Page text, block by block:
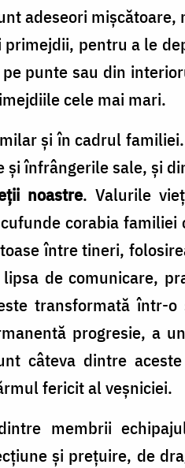
adeseori
pentru a le
punte sau din
cele mai mari.
și în cadrul
înfrângerile sale, și
noastre. Valurile
corabia
între tineri,
de comunicare,
transformată într-
progresie, a
câteva dintre
fericit al veșniciei.
membrii
și prețuire, de